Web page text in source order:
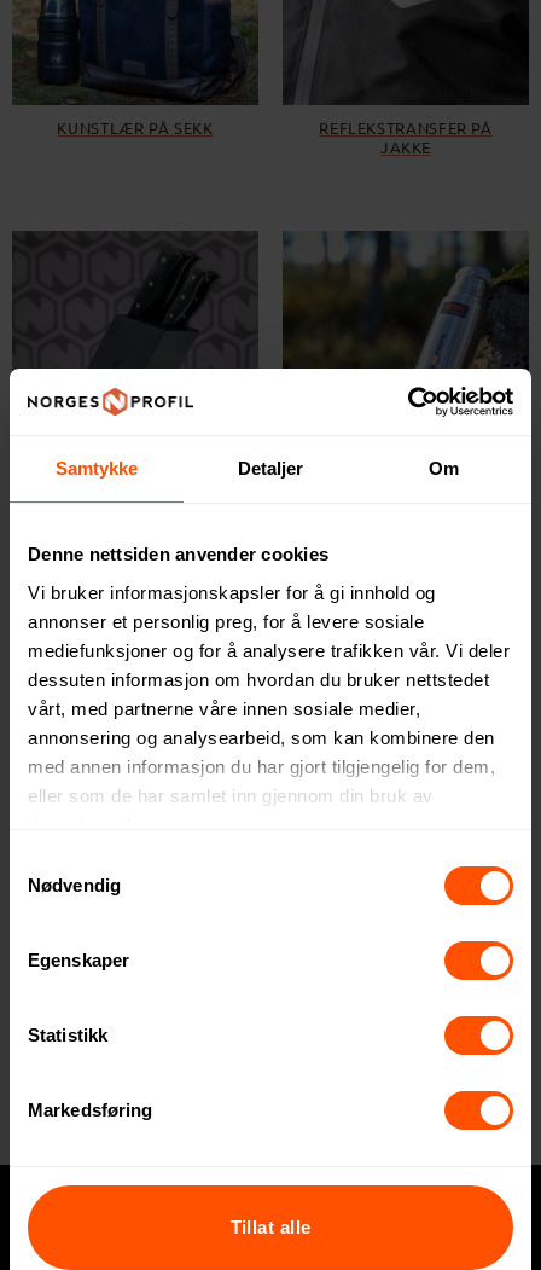
Samtykke Detaljer Om
Denne nettsiden anvender cookies
Vi bruker informasjonskapsler for å gi innhold og
annonser et personlig preg, for å levere sosiale
mediefunksjoner og for å analysere trafikken vår. Vi deler
dessuten informasjon om hvordan du bruker nettstedet
vårt, med partnerne våre innen sosiale medier,
annonsering og analysearbeid, som kan kombinere den
med annen informasjon du har gjort tilgjengelig for dem,
eller som de har samlet inn gjennom din bruk av
Nødvendig
Egenskaper
Statistikk
Markedsføring
Tillat alle
KUNSTLÆR PÅ SEKK
REFLEKSTRANSFER PÅ
JAKKE
VINYL PÅ KNIVBLOKK
BRODERTE MERKER BRODERTE MERKER
BRODERTE MERKER BRODERTE MERKER
Hva trenger du?